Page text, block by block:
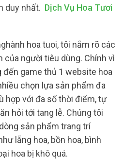
duy nhất. Dịch Vụ Hoa Tươi
hoa tuoi, tôi nắm rõ các
của người tiêu dùng. Chính vì
đến game thủ 1 website hoa
chọn lựa sản phẩm đa
hợp với đa số thời điểm, tự
hỏi tới tang lễ. Chúng tôi
sản phẩm trang trí
lẵng hoa, bồn hoa, bình
hoa bị khô quá.